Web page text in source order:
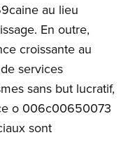
au lieu
En outre,
croissante au
services
sans but lucratif,
o 006c00650073
sont